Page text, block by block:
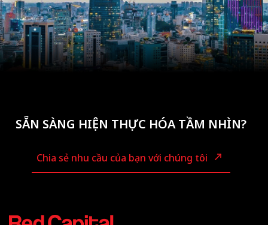
SẴN SÀNG HIỆN THỰC HÓA TẦM NHÌN?
Chia sẻ nhu cầu của bạn với chúng tôi